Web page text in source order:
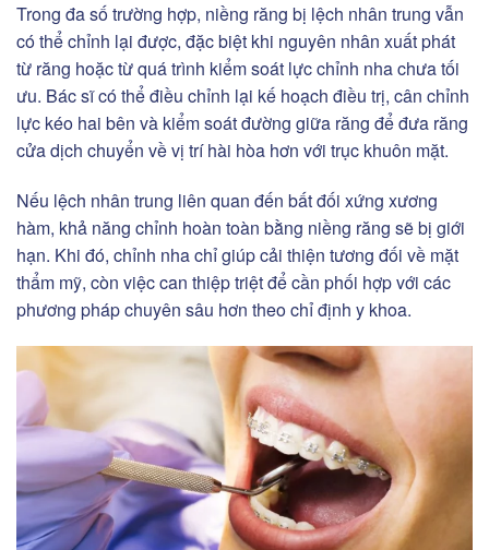
Trong đa số trường hợp, niềng răng bị lệch nhân trung vẫn
có thể chỉnh lại được, đặc biệt khi nguyên nhân xuất phát
từ răng hoặc từ quá trình kiểm soát lực chỉnh nha chưa tối
ưu. Bác sĩ có thể điều chỉnh lại kế hoạch điều trị, cân chỉnh
lực kéo hai bên và kiểm soát đường giữa răng để đưa răng
cửa dịch chuyển về vị trí hài hòa hơn với trục khuôn mặt.
Nếu lệch nhân trung liên quan đến bất đối xứng xương
hàm, khả năng chỉnh hoàn toàn bằng niềng răng sẽ bị giới
hạn. Khi đó, chỉnh nha chỉ giúp cải thiện tương đối về mặt
thẩm mỹ, còn việc can thiệp triệt để cần phối hợp với các
phương pháp chuyên sâu hơn theo chỉ định y khoa.